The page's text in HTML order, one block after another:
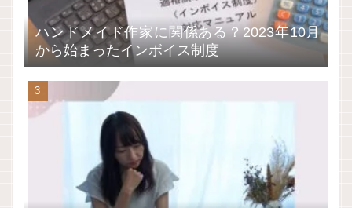
ハンドメイド作家に関係ある？2023年10月
から始まったインボイス制度